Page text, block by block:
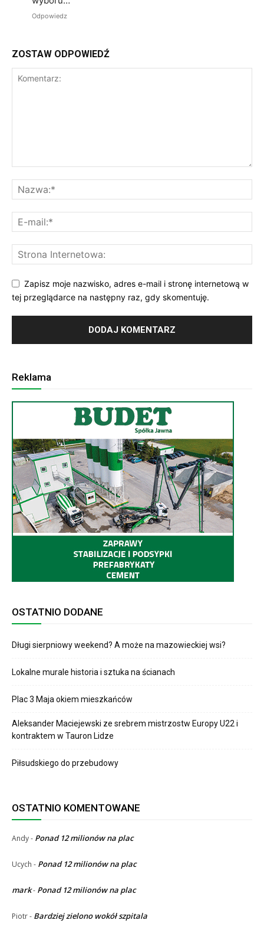
Odpowiedz
ZOSTAW ODPOWIEDŹ
Zapisz moje nazwisko, adres e-mail i stronę internetową w
tej przeglądarce na następny raz, gdy skomentuję.
Reklama
OSTATNIO DODANE
Długi sierpniowy weekend? A może na mazowieckiej wsi?
Lokalne murale historia i sztuka na ścianach
Plac 3 Maja okiem mieszkańców
Aleksander Maciejewski ze srebrem mistrzostw Europy U22 i
kontraktem w Tauron Lidze
Piłsudskiego do przebudowy
OSTATNIO KOMENTOWANE
Andy- Ponad 12 milionów na plac
Ucych - Ponad 12 milionów na plac
mark- Ponad 12 milionów na plac
Piotr- Bardziej zielono wokół szpitala